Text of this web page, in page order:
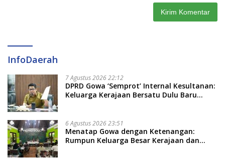
InfoDaerah
7 Agustus 2026 22:12
DPRD Gowa ‘Semprot’ Internal Kesultanan:
Keluarga Kerajaan Bersatu Dulu Baru
6 Agustus 2026 23:51
Menatap Gowa dengan Ketenangan:
Rumpun Keluarga Besar Kerajaan dan